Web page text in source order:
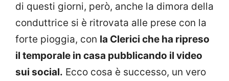
di questi giorni, però, anche la dimora della
conduttrice si è ritrovata alle prese con la
forte pioggia, con la Clerici che ha ripreso
il temporale in casa pubblicando il video
sui social. Ecco cosa è successo, un vero